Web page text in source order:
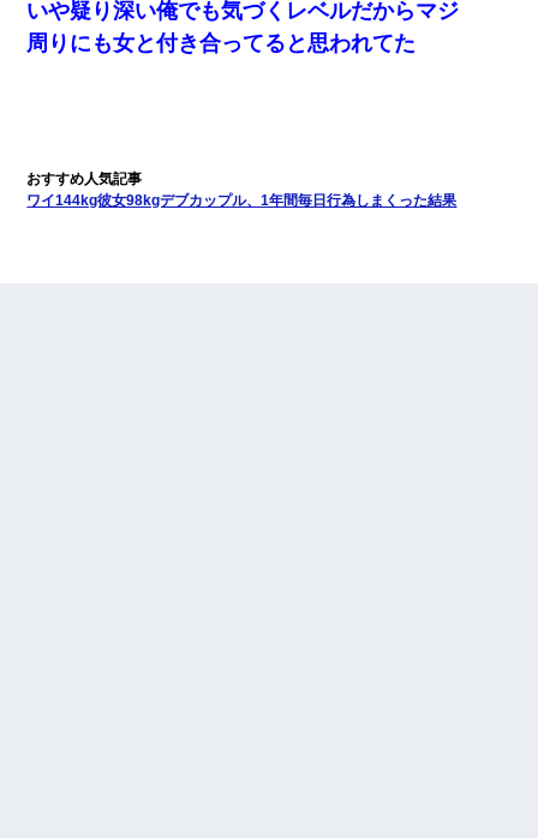
いや疑り深い俺でも気づくレベルだからマジ
周りにも女と付き合ってると思われてた
ワイ144kg彼女98kgデブカップル、1年間毎日行為しまくった結果